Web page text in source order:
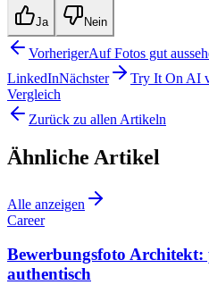
Ja Nein
VorherigerAuf Fotos gut
LinkedInNächster
Try It On AI
Vergleich
Zurück zu allen Artikeln
Ähnliche Artikel
Alle anzeigen
Career
Bewerbungsfoto Architekt:
authentisch